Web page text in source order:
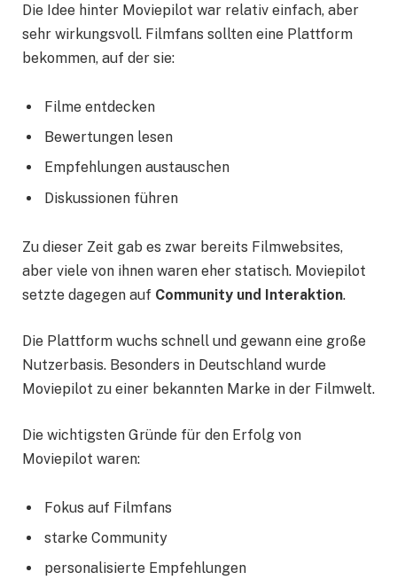
Die Idee hinter Moviepilot war relativ einfach, aber
sehr wirkungsvoll. Filmfans sollten eine Plattform
bekommen, auf der sie:
Filme entdecken
Bewertungen lesen
Empfehlungen austauschen
Diskussionen führen
Zu dieser Zeit gab es zwar bereits Filmwebsites,
aber viele von ihnen waren eher statisch. Moviepilot
setzte dagegen auf Community und Interaktion.
Die Plattform wuchs schnell und gewann eine große
Nutzerbasis. Besonders in Deutschland wurde
Moviepilot zu einer bekannten Marke in der Filmwelt.
Die wichtigsten Gründe für den Erfolg von
Moviepilot waren:
Fokus auf Filmfans
starke Community
personalisierte Empfehlungen